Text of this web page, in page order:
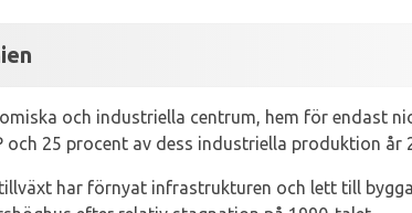
och industriella centrum, hem för endast
och 25 procent av dess industriella produktion år
har förnyat infrastrukturen och lett till